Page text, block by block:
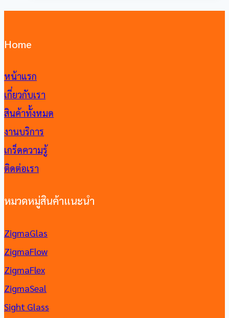
Home
หน้าแรก
เกี่ยวกับเรา
สินค้าทั้งหมด
งานบริการ
เกร็ดความรู้
ติดต่อเรา
หมวดหมู่สินค้าแนะนำ
ZigmaGlas
ZigmaFlow
ZigmaFlex
ZigmaSeal
Sight Glass